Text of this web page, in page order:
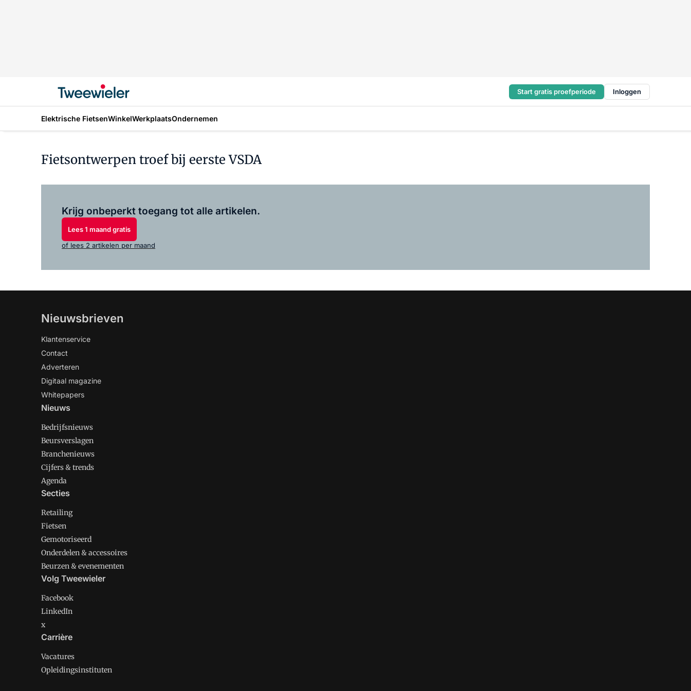
Start gratis proefperiode Inloggen
Elektrische FietsenWinkelWerkplaatsOndernemen
Fietsontwerpen troef bij eerste VSDA
Krijg onbeperkt toegang tot alle artikelen.
Lees 1 maand gratis
of lees 2 artikelen per maand
Nieuwsbrieven
Klantenservice
Contact
Adverteren
Digitaal magazine
Whitepapers
Nieuws
Bedrijfsnieuws
Beursverslagen
Branchenieuws
Cijfers & trends
Agenda
Secties
Retailing
Fietsen
Gemotoriseerd
Onderdelen & accessoires
Beurzen & evenementen
Volg Tweewieler
Facebook
LinkedIn
x
Carrière
Vacatures
Opleidingsinstituten